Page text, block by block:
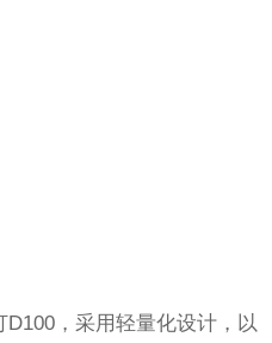
，采用轻量化设计，以